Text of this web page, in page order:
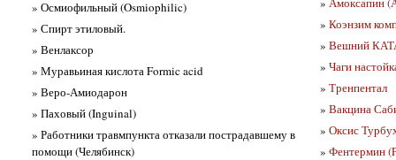
» Осмиофильный (Osmiophilic)
» Спирт этиловый.
» Венлаксор
» Муравьиная кислота Formic acid
» Веро-Амиодарон
» Паховый (Inguinal)
» Работники травмпункта отказали пострадавшему в
помощи (Челябинск)
» Коэнзим
» Вешний
» Чаги
» Тренпентал
» Вакцина
» Оксис
» Фентермин